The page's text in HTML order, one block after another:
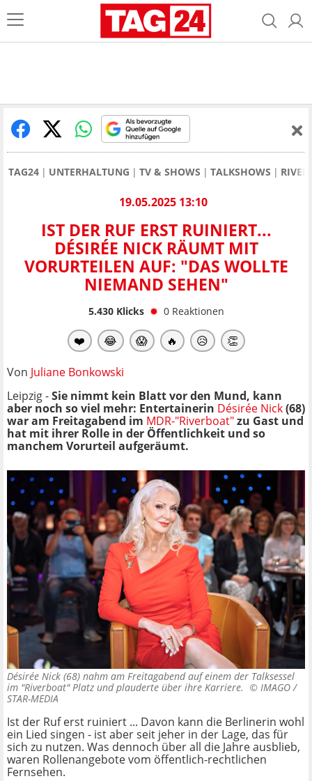
TAG24 UNTERHALTUNG TV & SHOWS TALKSHOWS
19.05.2025 13:10
IST DER RUF ERST RUINIERT...
DÉSIRÉE NICK RÄUMT MIT
VORURTEILEN AUF: "DAS WOLLTE
NIEMAND SEHEN"
5.430Klicks 0 Reaktionen
❤️ 😂 😱 🔥 😥 👏
Von Juliane Bonkowski
Leipzig -Sie nimmt kein Blatt vor den Mund, kann
aber noch so viel mehr: Entertainerin Désirée Nick(68)
war am Freitagabend im MDR-"Riverboat"zu Gast und
hat mit ihrer Rolle in der Öffentlichkeit und so
manchem Vorurteil aufgeräumt.
Désirée Nick (68) nahm am Freitagabend auf einem der Talksessel
im "Riverboat" Platz und plauderte über ihre Karriere. © IMAGO /
STAR-MEDIA
Ist der Ruf erst ruiniert ... Davon kann die Berlinerin wohl
ein Lied singen - ist aber seit jeher in der Lage, das für
sich zu nutzen. Was dennoch über all die Jahre ausblieb,
waren Rollenangebote vom öffentlich-rechtlichen
Fernsehen.